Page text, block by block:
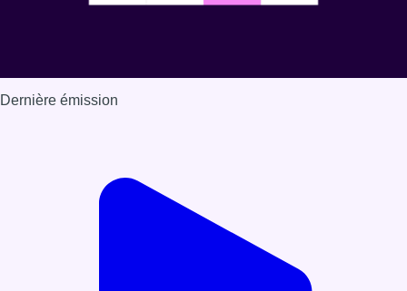
Dernière émission